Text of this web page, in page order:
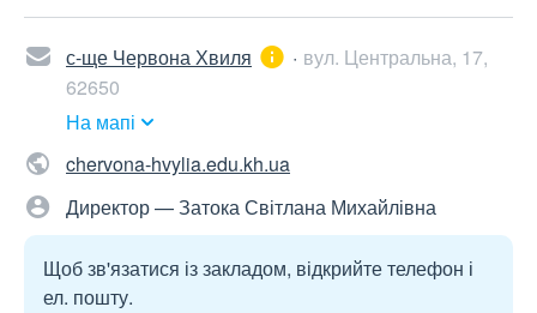
с-ще Червона Хвиля
вул. Центральна, 17,
62650
На мапі
chervona-hvylia.edu.kh.ua
Директор — Затока Світлана Михайлівна
Щоб зв'язатися із закладом, відкрийте телефон і
ел. пошту.